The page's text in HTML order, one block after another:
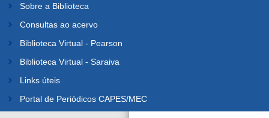
Sobre a Biblioteca
Consultas ao acervo
Biblioteca Virtual - Pearson
Biblioteca Virtual - Saraiva
Links úteis
Portal de Periódicos CAPES/MEC